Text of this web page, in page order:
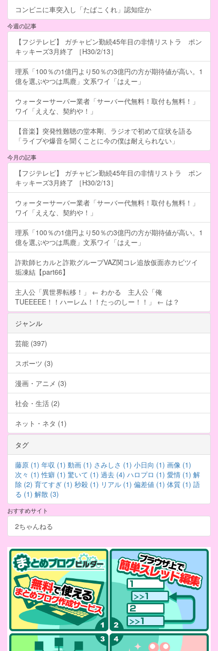
コンビニに車突入し「たばこくれ」認知症か
今週の記事
【フジテレビ】 ガチャピン勤続45年目の非情リストラ ポン
キッキーズ3月終了 ［H30/2/13］
理系「100％の1億円より50％の3億円の方が期待値が高い。1
億を選ぶやつは馬鹿」文系ワイ「はえー」
ウォーターサーバー業者「サーバー代無料！取付も無料！」
ワイ「ええな、契約や！」
【音楽】突発性難聴の堂本剛、ラジオで初めて症状を語る
「ライブや爆音を聞くことに今の僕は耐えられない」
今月の記事
【フジテレビ】 ガチャピン勤続45年目の非情リストラ ポン
キッキーズ3月終了 ［H30/2/13］
ウォーターサーバー業者「サーバー代無料！取付も無料！」
ワイ「ええな、契約や！」
理系「100％の1億円より50％の3億円の方が期待値が高い。1
億を選ぶやつは馬鹿」文系ワイ「はえー」
詐欺師ヒカルと詐欺グループVAZ関コレ追放仮面赤カビツイ
垢凍結【part66】
主人公「異世界転移！」 ← わかる 主人公「俺
TUEEEEE！！ハーレム！！たっのしー！！」 ← は？
ジャンル
芸能 (397)
スポーツ (3)
漫画・アニメ (3)
社会・生活 (2)
ネット・ネタ (1)
タグ
藤原 (1) 年収 (1) 動画 (1) さみしさ (1) 小日向 (1) 画像 (1)
次々 (1) 性癖 (1) 驚いて (1) 過去 (4) ハロプロ (1) 愛情 (1) 解
除 (2) 育てすぎ (1) 秒殺 (1) リアル (1) 偏差値 (1) 体質 (1) 語
る (1) 解散 (3)
おすすめサイト
2ちゃんねる